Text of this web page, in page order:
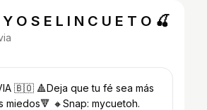
Y O S E L I N C U E T O 🍒
tu fé sea más
grande que tus miedos🔻 🔸Snap: mycuetoh.